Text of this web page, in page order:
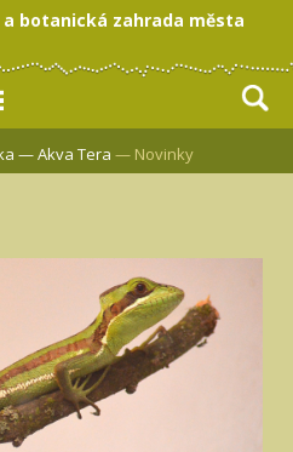
botanická zahrada města
—Akva Tera — Novinky